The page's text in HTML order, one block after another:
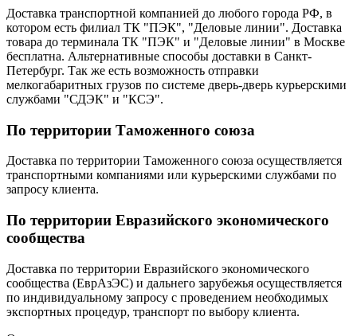
Доставка транспортной компанией до любого города РФ, в
котором есть филиал ТК "ПЭК", "Деловые линии". Доставка
товара до терминала ТК "ПЭК" и "Деловые линии" в Москве
бесплатна. Альтернативные способы доставки в Санкт-
Петербург. Так же есть возможность отправки
мелкогабаритных грузов по системе дверь-дверь курьерскими
службами "СДЭК" и "КСЭ".
По территории Таможенного союза
Доставка по территории Таможенного союза осуществляется
транспортными компаниями или курьерскими службами по
запросу клиента.
По территории Евразийского экономического
сообщества
Доставка по территории Евразийского экономического
сообщества (ЕврАзЭС) и дальнего зарубежья осуществляется
по индивидуальному запросу с проведением необходимых
экспортных процедур, транспорт по выбору клиента.